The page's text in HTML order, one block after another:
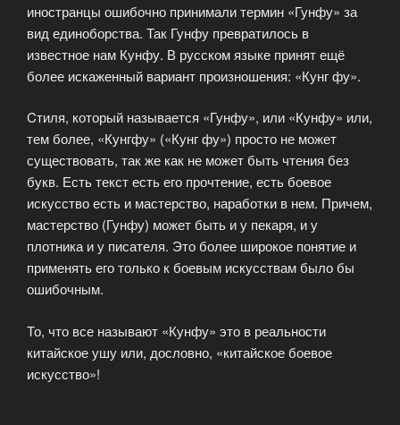
иностранцы ошибочно принимали термин «Гунфу» за
вид единоборства. Так Гунфу превратилось в
известное нам Кунфу. В русском языке принят ещё
более искаженный вариант произношения: «Кунг фу».
Cтиля, который называется «Гунфу», или «Кунфу» или,
тем более, «Кунгфу» («Кунг фу») просто не может
существовать, так же как не может быть чтения без
букв. Есть текст есть его прочтение, есть боевое
искусство есть и мастерство, наработки в нем. Причем,
мастерство (Гунфу) может быть и у пекаря, и у
плотника и у писателя. Это более широкое понятие и
применять его только к боевым искусствам было бы
ошибочным.
То, что все называют «Кунфу» это в реальности
китайское ушу или, дословно, «китайское боевое
искусство»!